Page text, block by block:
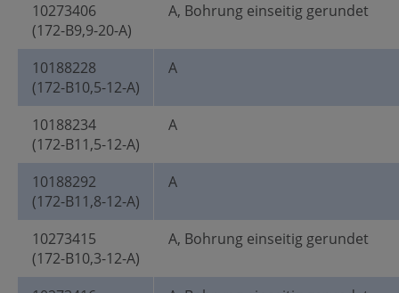
10273406
(172-B9,9-20-A)
A, Bohrung einseitig gerundet
10188228
(172-B10,5-12-A)
A
10188234
(172-B11,5-12-A)
A
10188292
(172-B11,8-12-A)
A
10273415
(172-B10,3-12-A)
A, Bohrung einseitig gerundet